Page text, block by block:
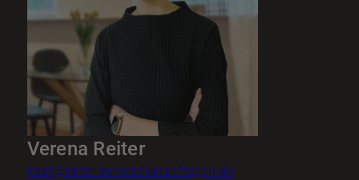
Verena Reiter
kauf@reiter-immobilienanfragen.de